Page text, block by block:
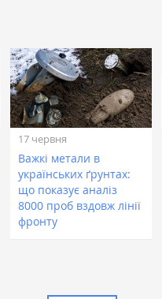
17 червня
Важкі метали в
українських ґрунтах:
що показує аналіз
8000 проб вздовж лінії
фронту